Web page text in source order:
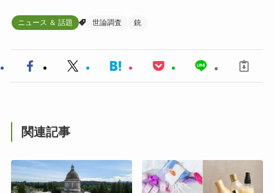
ニュース ＆ 話題 世論調査 銃
関連記事